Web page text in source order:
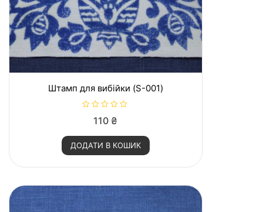
Штамп для вибійки (S-001)
н
е
н
в
з
5
110 ₴
ДОДАТИ В КОШИК